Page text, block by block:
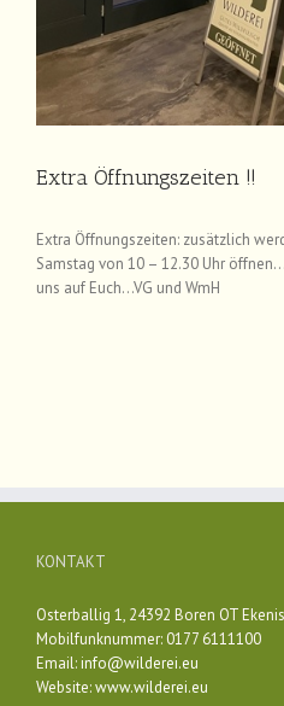
Extra Öffnungszeiten !!
Extra Öffnungszeiten: zusätzlich
Samstag von 10 – 12.30 Uhr
uns auf Euch…VG und WmH
KONTAKT
Osterballig 1, 24392 Boren OT Ekenis
Mobilfunknummer: 0177 6111100
Email:info@wilderei.eu
Website:www.wilderei.eu